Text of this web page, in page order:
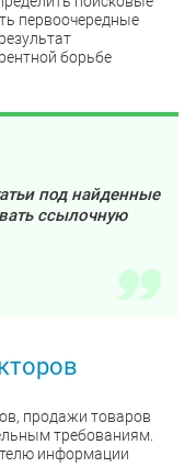
первоочередные
борьбе
под найденные
ссылочную
продажи товаров
требованиям.
информации